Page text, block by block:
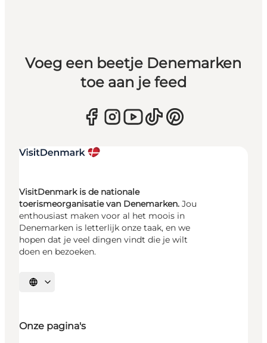
Voeg een beetje Denemarken
toe aan je feed
VisitDenmark is de nationale
toerismeorganisatie van Denemarken. Jou
enthousiast maken voor al het moois in
Denemarken is letterlijk onze taak, en we
hopen dat je veel dingen vindt die je wilt
doen en bezoeken.
Selecteer taal
Onze pagina's